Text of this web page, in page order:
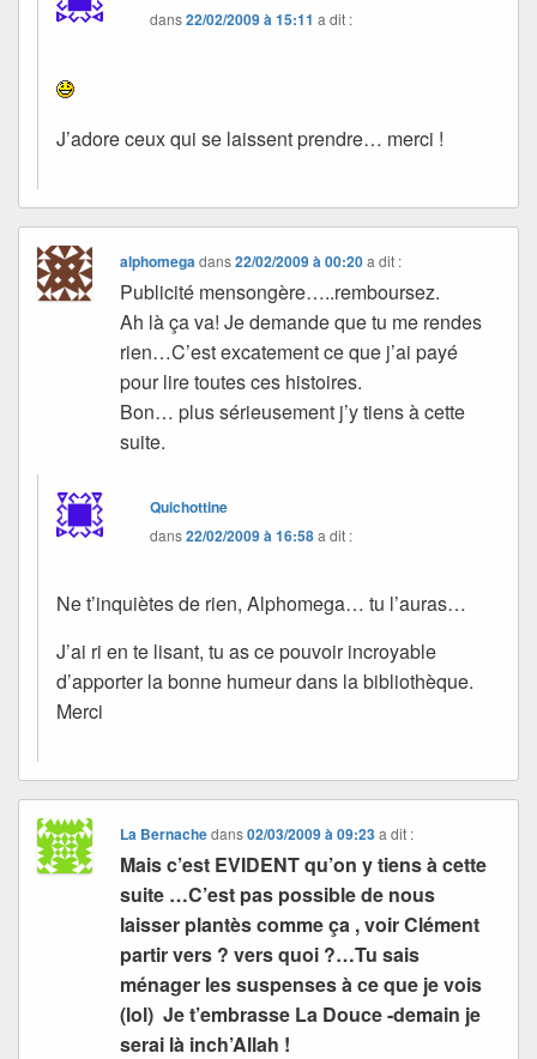
dans22/02/2009 à 15:11 a dit :
J’adore ceux qui se laissent prendre… merci !
alphomegadans22/02/2009 à 00:20 a dit :
Publicité mensongère…..remboursez.
Ah là ça va! Je demande que tu me rendes
rien…C’est excatement ce que j’ai payé
pour lire toutes ces histoires.
Bon… plus sérieusement j’y tiens à cette
suite.
Quichottine
dans22/02/2009 à 16:58a dit :
Ne t’inquiètes de rien, Alphomega… tu l’auras…
J’ai ri en te lisant, tu as ce pouvoir incroyable
d’apporter la bonne humeur dans la bibliothèque.
Merci
La Bernachedans02/03/2009 à 09:23 a dit :
Mais c’est EVIDENT qu’on y tiens à cette
suite …C’est pas possible de nous
laisser plantès comme ça , voir Clément
partir vers ? vers quoi ?…Tu sais
ménager les suspenses à ce que je vois
(lol) Je t’embrasse La Douce -demain je
serai là inch’Allah !